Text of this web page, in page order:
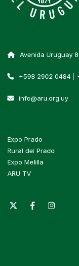
Avenida Uruguay
+598 2902 0484 |
info@aru.org.uy
Expo Prado
Rural del Prado
Expo Melilla
ARU TV